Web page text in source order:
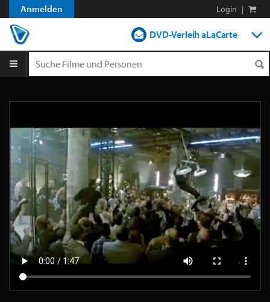
Anmelden Login |
DVD-Verleih aLaCarte
Blog